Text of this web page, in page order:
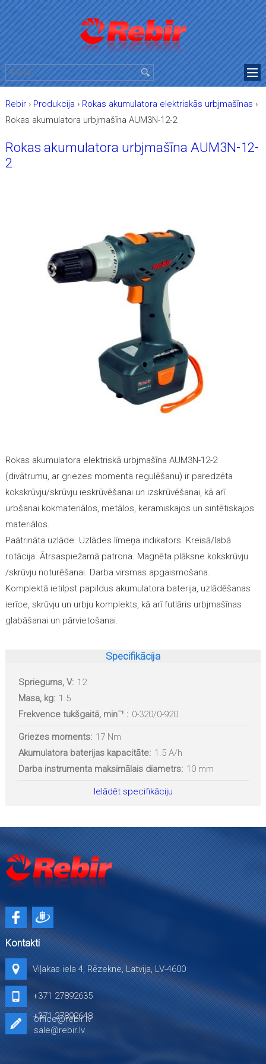
Rebir› Produkcija › Rokas akumulatora elektriskās urbjmašīnas ›
Rokas akumulatora urbjmašīna AUM3N-12-2
Rokas akumulatora urbjmašīna AUM3N-12-
2
Rokas akumulatora elektriskā urbjmašīna AUM3N-12-2
(divātrumu, ar griezes momenta regulēšanu) ir paredzēta
kokskrūvju/skrūvju ieskrūvēšanai un izskrūvēšanai, kā arī
urbšanai kokmateriālos, metālos, keramiskajos un sintētiskajos
materiālos.
Paātrināta uzlāde. Uzlādes līmeņa indikators. Kreisā/labā
rotācija. Ātrsaspiežamā patrona. Magnēta plāksne kokskrūvju
/skrūvju noturēšanai. Darba virsmas apgaismošana.
Komplektā ietilpst papildus akumulatora baterija, uzlādēšanas
ierīce, skrūvju un urbju komplekts, kā arī futlāris urbjmašīnas
glabāšanai un pārvietošanai.
Specifikācija
Spriegums, V: 12
Masa, kg: 1.5
Frekvence tukšgaitā, minˉ¹ : 0-320/0-920
Griezes moments: 17 Nm
Akumulatora baterijas kapacitāte: 1.5 A/h
Darba instrumenta maksimālais diametrs: 10 mm
Ielādēt specifikāciju
Kontakti
Viļakas iela 4, Rēzekne, Latvija, LV-4600
+371 27892635
+371 27892648
office@rebir.lv
sale@rebir.lv